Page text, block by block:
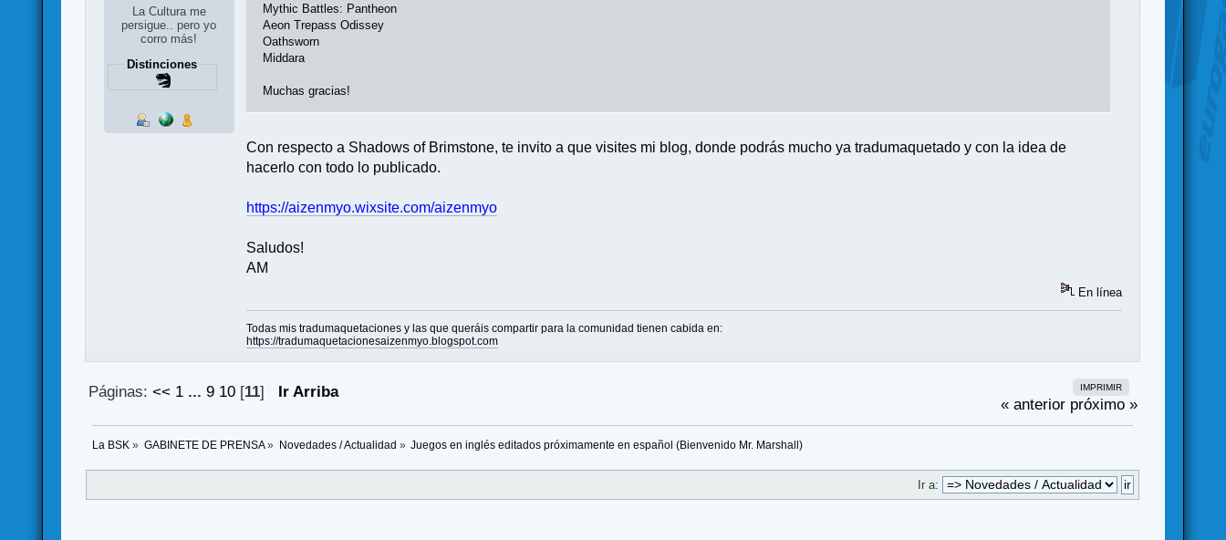
La Cultura me
persigue.. pero yo
corro más!
Distinciones
Mythic Battles: Pantheon
Aeon Trepass Odissey
Oathsworn
Middara
Muchas gracias!
Con respecto a Shadows of Brimstone, te invito a que visites mi blog, donde podrás mucho ya tradumaquetado y con la idea de
hacerlo con todo lo publicado.
https://aizenmyo.wixsite.com/aizenmyo
Saludos!
AM
En línea
Todas mis tradumaquetaciones y las que queráis compartir para la comunidad tienen cabida en:
https://tradumaquetacionesaizenmyo.blogspot.com
IMPRIMIR
Páginas: << 1 ... 9 10[11] Ir Arriba
« anterior próximo »
La BSK » GABINETE DE PRENSA» Novedades / Actualidad » Juegos en inglés editados próximamente en español (Bienvenido Mr. Marshall)
Ir a: